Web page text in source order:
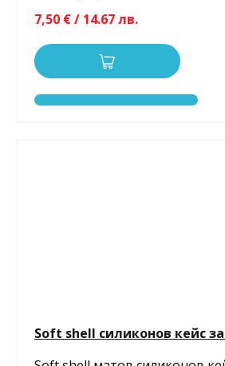
7,50 € / 14.67 лв.
Soft shell силиконов кейс